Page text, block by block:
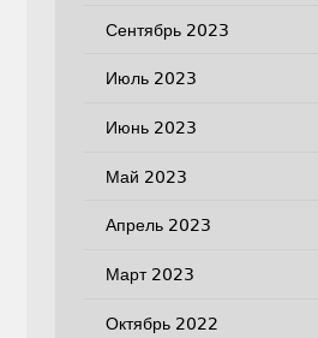
Сентябрь 2023
Июль 2023
Июнь 2023
Май 2023
Апрель 2023
Март 2023
Октябрь 2022